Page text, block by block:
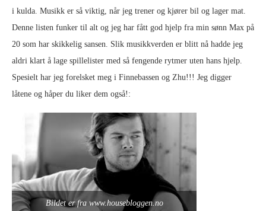
i kulda. Musikk er så viktig, når jeg trener og kjører bil og lager mat.
Denne listen funker til alt og jeg har fått god hjelp fra min sønn Max på
20 som har skikkelig sansen. Slik musikkverden er blitt nå hadde jeg
aldri klart å lage spillelister med så fengende rytmer uten hans hjelp.
Spesielt har jeg forelsket meg i Finnebassen og Zhu!!! Jeg digger
låtene og håper du liker dem også!:
Bildet er fra www.housebloggen.no